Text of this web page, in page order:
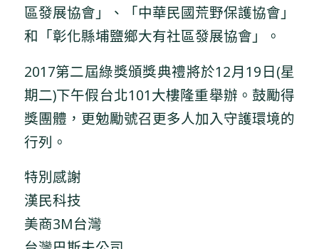
區發展協會」、「中華民國荒野保護協會」
和「彰化縣埔鹽鄉大有社區發展協會」。
2017第二屆綠獎頒獎典禮將於12月19日(星
期二)下午假台北101大樓隆重舉辦。鼓勵得
獎團體，更勉勵號召更多人加入守護環境的
行列。
特別感謝
漢民科技
美商3M台灣